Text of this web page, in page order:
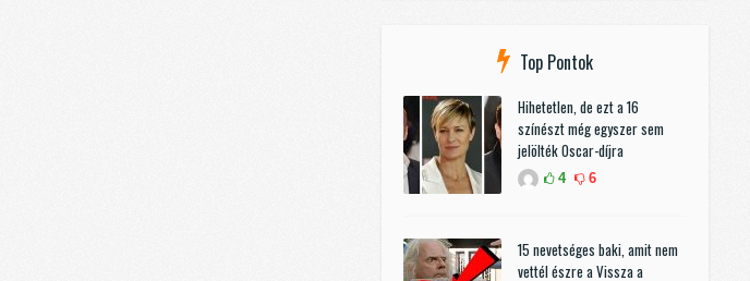
Top Pontok
Hihetetlen, de ezt a 16
színészt még egyszer sem
jelölték Oscar-díjra
4 6
15 nevetséges baki, amit nem
vettél észre a Vissza a